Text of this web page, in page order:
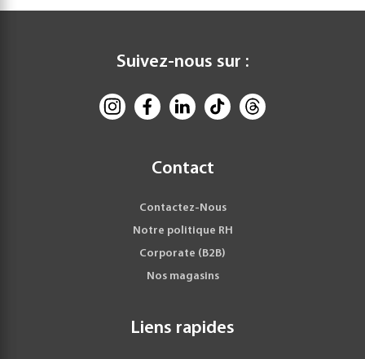
Suivez-nous sur :
Contact
Contactez-Nous
Notre politique RH
Corporate (B2B)
Nos magasins
Liens rapides